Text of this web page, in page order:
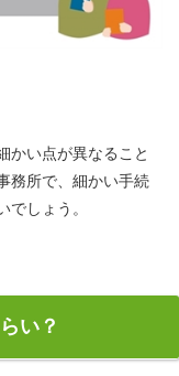
かい点が異なること
務所で、細かい手続
でしょう。
い？